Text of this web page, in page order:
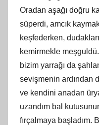
Oradan aşağı doğru
süperdi, amcık
keşfederken,
kemirmekle
bizim yarrağı da
sevişmenin ardından
ve kendini anadan
uzandım bal
fırçalmaya başladım.